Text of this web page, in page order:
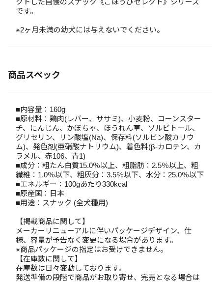
クトした自慢のスナック《ごほうびセレクト》シリーズ
です。
※2ヶ月未満の幼犬には与えないでください。
商品スペック
■内容量：160g
■原材料：鶏肉(レバー、ササミ)、小麦粉、コーンスター
チ、にんじん、かぼちゃ、ほうれん草、ソルビトール、
グリセリン、リン酸塩(Na)、保存料(ソルビン酸カリウ
ム)、発色剤(亜硝酸ナトリウム)、着色料(β-カロテン、カ
ラメル、赤106、青1)
■成分：粗たん白質15.0％以上、粗脂肪：2.5％以上、粗
繊維：1.0％以下、粗灰分：3.5％以下、水分：25.0％以下
■エネルギー：100gあたり330kcal
■原産国：日本
■用途：スナック (全犬種用)
【掲載商品に関して】
メーカーリニューアルに伴いパッケージデザイン、仕
様、容量が予告なく変更になる場合があります。
※商品パッケージの指定はお受けできません。
【在庫数に関して】
在庫数は日々変動しております。
発送準備の段階で商品がお取り寄せ、完売となる場合は